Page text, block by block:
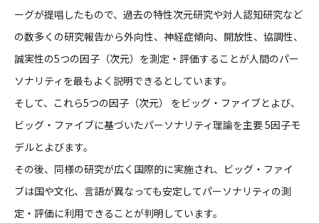
ーグが提唱したもので、過去の特性次元研究や対人認知研究など
の数多くの研究報告から外向性、神経症傾向、開放性、協調性、
誠実性の5つの因子（次元）を測定・評価することが人間のパー
ソナリティを最もよく説明できるとしています。
そして、これら5つの因子（次元） をビッグ・ファイブとよび、
ビッグ・ファイブに基づいたパーソナリティ理論を主要 5因子モ
デルとよびます。
その後、同様の研究が広く国際的に実施され、ビッグ・ファイ
ブは国や文化、言語が異なっても安定してパーソナリティの測
定・評価に利用できることが判明しています。